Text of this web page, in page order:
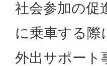
社会参加の促
に乗車する際
外出サポート